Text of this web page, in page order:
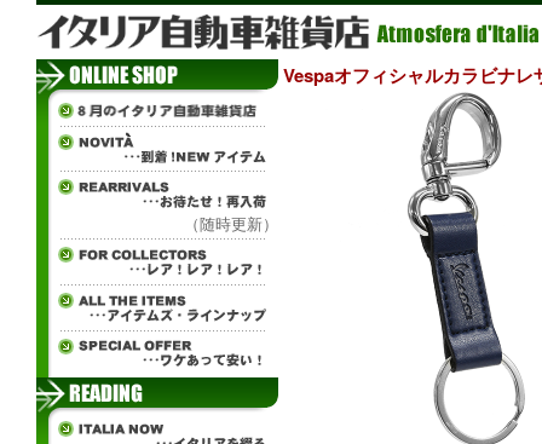
（随時更新）
Vespaオフィシャルカラビナ